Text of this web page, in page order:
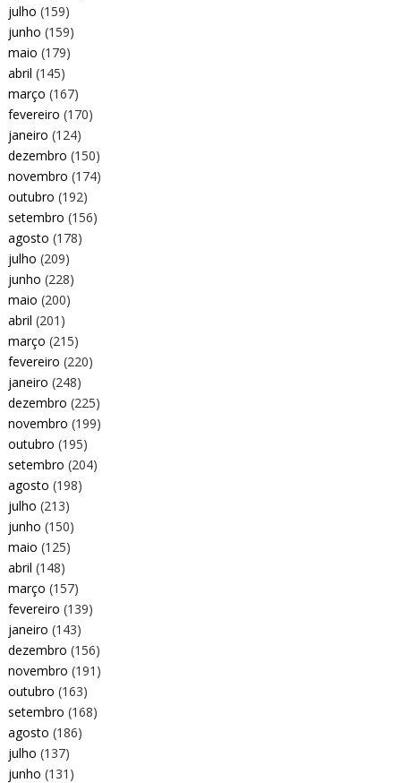
julho (159)
junho (159)
maio (179)
abril (145)
março (167)
fevereiro (170)
janeiro (124)
dezembro (150)
novembro (174)
outubro (192)
setembro (156)
agosto (178)
julho (209)
junho (228)
maio (200)
abril (201)
março (215)
fevereiro (220)
janeiro (248)
dezembro (225)
novembro (199)
outubro (195)
setembro (204)
agosto (198)
julho (213)
junho (150)
maio (125)
abril (148)
março (157)
fevereiro (139)
janeiro (143)
dezembro (156)
novembro (191)
outubro (163)
setembro (168)
agosto (186)
julho (137)
junho (131)